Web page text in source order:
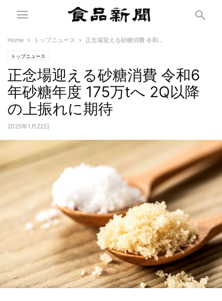
Home トップニュース 正念場迎える砂糖消費 令和...
トップニュース
正念場迎える砂糖消費 令和6
年砂糖年度 175万tへ 2Q以降
の上振れに期待
2025年1月22日